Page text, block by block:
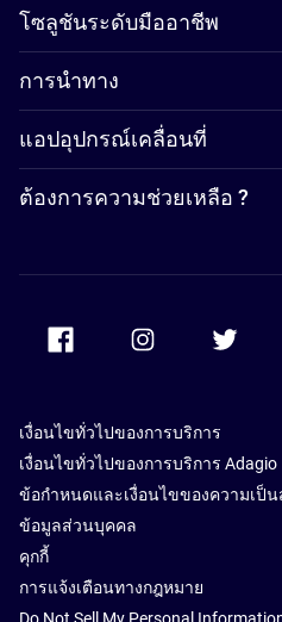
โซลูชันระดับมืออาชีพ
การนำทาง
แอปอุปกรณ์เคลื่อนที่
ต้องการความช่วยเหลือ ?
Accor Facebook Accor
เงื่อนไขทั่วไปของการบริการ
เงื่อนไขทั่วไปของการบริการ Adagio
ข้อกำหนดและเงื่อนไขของความเป็
ข้อมูลส่วนบุคคล
คุกกี้
การแจ้งเตือนทางกฎหมาย